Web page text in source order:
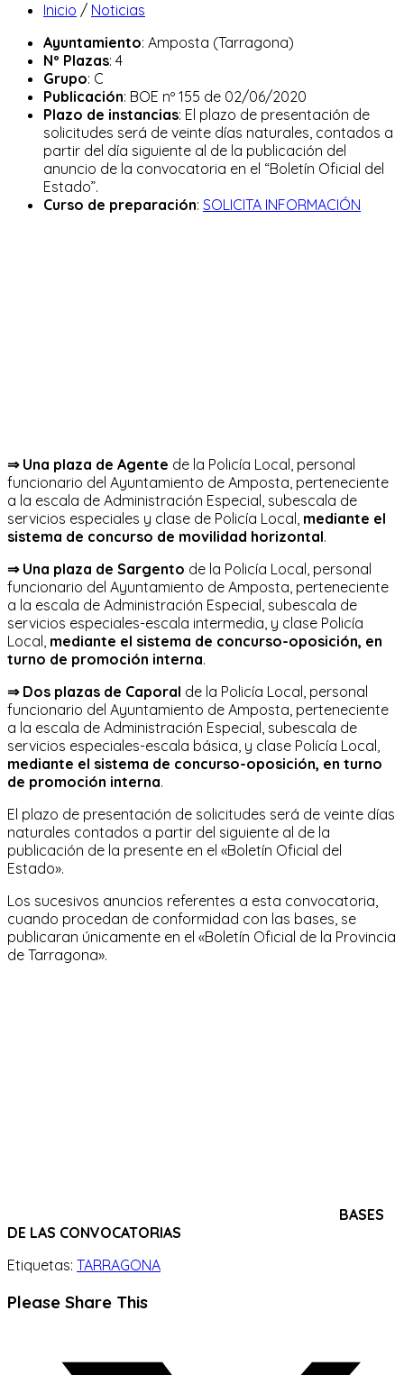
la
de
entrada:
Categoría
la
entrada:
Inicio / Noticias
Ayuntamiento: Amposta (Tarragona)
Nº Plazas: 4
Grupo: C
Publicación: BOE nº 155 de 02/06/2020
Plazo de instancias: El plazo de presentación de
solicitudes será de veinte días naturales, contados a
partir del día siguiente al de la publicación del
anuncio de la convocatoria en el “Boletín Oficial del
Estado”.
Curso de preparación: SOLICITA INFORMACIÓN
⇒ Una plaza de Agente de la Policía Local, personal
funcionario del Ayuntamiento de Amposta, perteneciente
a la escala de Administración Especial, subescala de
servicios especiales y clase de Policía Local, mediante el
sistema de concurso de movilidad horizontal.
⇒ Una plaza de Sargento de la Policía Local, personal
funcionario del Ayuntamiento de Amposta, perteneciente
a la escala de Administración Especial, subescala de
servicios especiales-escala intermedia, y clase Policía
Local, mediante el sistema de concurso-oposición, en
turno de promoción interna.
⇒ Dos plazas de Caporal de la Policía Local, personal
funcionario del Ayuntamiento de Amposta, perteneciente
a la escala de Administración Especial, subescala de
servicios especiales-escala básica, y clase Policía Local,
mediante el sistema de concurso-oposición, en turno
de promoción interna.
El plazo de presentación de solicitudes será de veinte días
naturales contados a partir del siguiente al de la
publicación de la presente en el «Boletín Oficial del
Estado».
Los sucesivos anuncios referentes a esta convocatoria,
cuando procedan de conformidad con las bases, se
publicaran únicamente en el «Boletín Oficial de la Provincia
de Tarragona».
BASES
DE LAS CONVOCATORIAS
Etiquetas: TARRAGONA
Please Share ThisCompartir